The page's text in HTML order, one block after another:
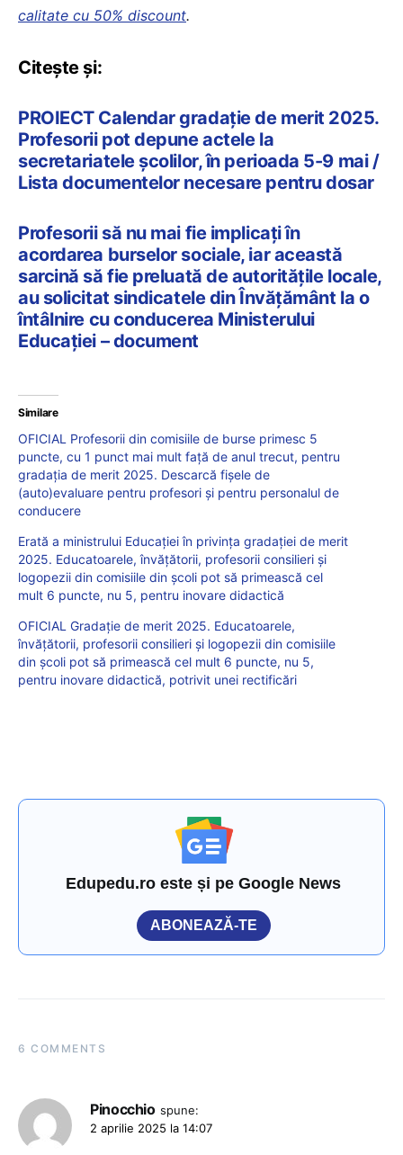
calitate cu 50% discount.
Citește și:
PROIECT Calendar gradație de merit 2025.
Profesorii pot depune actele la
secretariatele școlilor, în perioada 5-9 mai /
Lista documentelor necesare pentru dosar
Profesorii să nu mai fie implicați în
acordarea burselor sociale, iar această
sarcină să fie preluată de autoritățile locale,
au solicitat sindicatele din Învățământ la o
întâlnire cu conducerea Ministerului
Educației – document
Similare
OFICIAL Profesorii din comisiile de burse primesc 5
puncte, cu 1 punct mai mult față de anul trecut, pentru
gradația de merit 2025. Descarcă fișele de
(auto)evaluare pentru profesori și pentru personalul de
conducere
Erată a ministrului Educației în privința gradației de merit
2025. Educatoarele, învățătorii, profesorii consilieri și
logopezii din comisiile din școli pot să primească cel
mult 6 puncte, nu 5, pentru inovare didactică
OFICIAL Gradație de merit 2025. Educatoarele,
învățătorii, profesorii consilieri și logopezii din comisiile
din școli pot să primească cel mult 6 puncte, nu 5,
pentru inovare didactică, potrivit unei rectificări
Edupedu.ro este și pe Google News
ABONEAZĂ-TE
6 COMMENTS
Pinocchio spune:
2 aprilie 2025 la 14:07